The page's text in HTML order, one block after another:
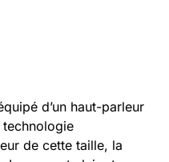
d’un haut-parleur
de cette taille, la